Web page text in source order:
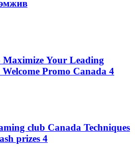
Maximize Your Leading
Promo Canada 4
club Canada Techniques
prizes 4